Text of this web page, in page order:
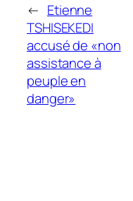
← Etienne
TSHISEKEDI
accusé de «non
assistance à
peuple en
danger»